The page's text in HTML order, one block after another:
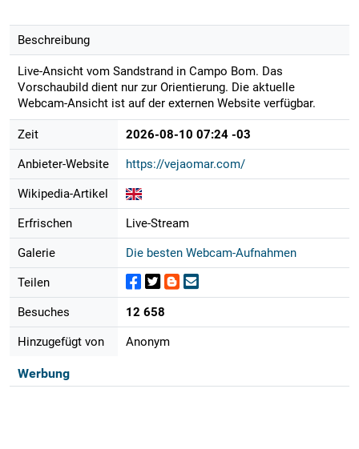
Beschreibung
Live-Ansicht vom Sandstrand in Campo Bom. Das
Vorschaubild dient nur zur Orientierung. Die aktuelle
Webcam-Ansicht ist auf der externen Website verfügbar.
Zeit 2026-08-10 07:24 -03
Anbieter-Website https://vejaomar.com/
Wikipedia-Artikel
Erfrischen Live-Stream
Galerie Die besten Webcam-Aufnahmen
Teilen
Besuches 12 658
Hinzugefügt von Anonym
Werbung